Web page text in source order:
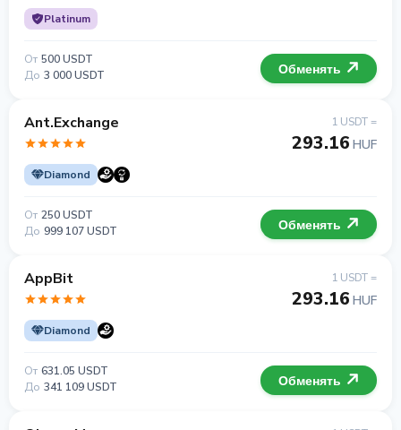
Platinum
От 500 USDT
До 3 000 USDT Обменять
Ant.Exchange
Diamond
1 USDT =
293.16 HUF
От 250 USDT
До 999 107 USDT Обменять
AppBit
Diamond
1 USDT =
293.16 HUF
От 631.05 USDT
До 341 109 USDT Обменять